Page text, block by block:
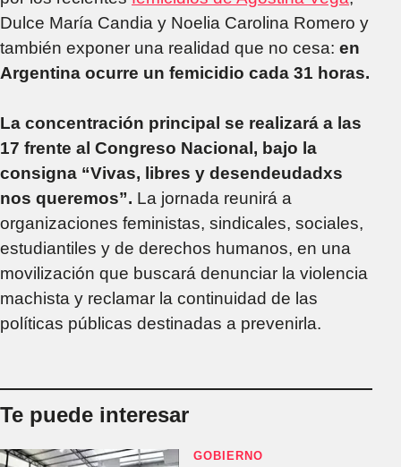
Dulce María Candia y Noelia Carolina Romero y
también exponer una realidad que no cesa: en
Argentina ocurre un femicidio cada 31 horas.
La concentración principal se realizará a las
17 frente al Congreso Nacional, bajo la
consigna “Vivas, libres y desendeudadxs
nos queremos”. La jornada reunirá a
organizaciones feministas, sindicales, sociales,
estudiantiles y de derechos humanos, en una
movilización que buscará denunciar la violencia
machista y reclamar la continuidad de las
políticas públicas destinadas a prevenirla.
Te puede interesar
GOBIERNO